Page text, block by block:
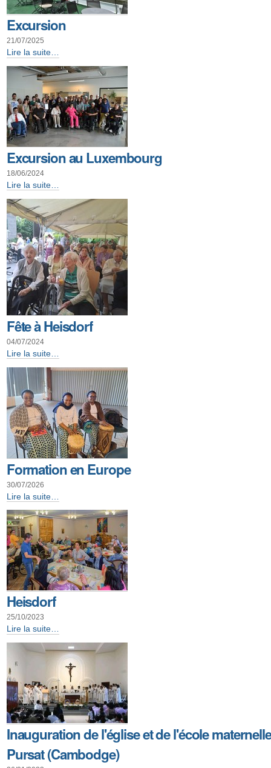
Excursion
21/07/2025
Excursion
Lire la suite…
Excursion au Luxembourg
18/06/2024
Excursion
Luxembourg
-
Lire la suite…
Fête à Heisdorf
04/07/2024
Fête
Heisdorf
-
Lire la suite…
Formation en Europe
30/07/2026
Formation
Europe
-
Lire la suite…
Heisdorf
25/10/2023
Heisdorf
Lire la suite…
Inauguration de l'église et de l'école
Pursat (Cambodge)